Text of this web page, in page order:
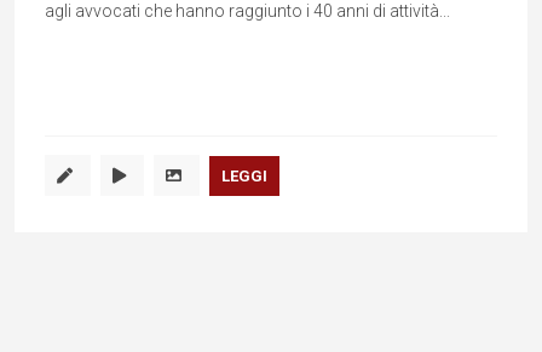
agli avvocati che hanno raggiunto i 40 anni di attività...
LEGGI